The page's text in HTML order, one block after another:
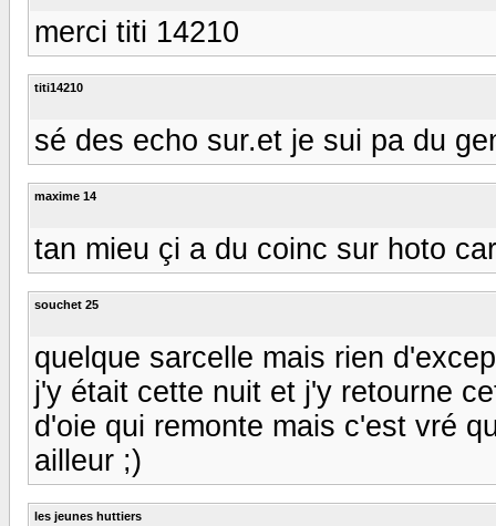
merci titi 14210
titi14210
sé des echo sur.et je sui pa du
maxime 14
tan mieu çi a du coinc sur hoto
souchet 25
quelque sarcelle mais rien
j'y était cette nuit et j'y retourne
d'oie qui remonte mais c'est vré
ailleur ;)
les jeunes huttiers